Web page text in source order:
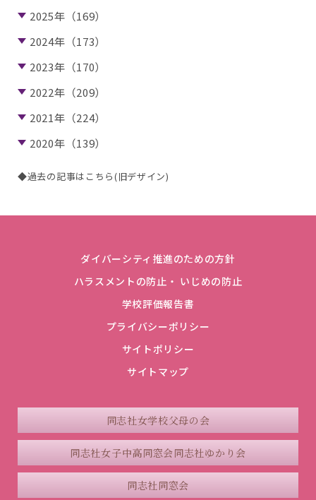
2025年（169）
2024年（173）
2023年（170）
2022年（209）
2021年（224）
2020年（139）
◆過去の記事はこちら(旧デザイン)
ダイバーシティ推進のための方針
ハラスメントの防止・ いじめの防止
学校評価報告書
プライバシーポリシー
サイトポリシー
サイトマップ
同志社女学校父母の会
同志社女子中高同窓会同志社ゆかり会
同志社同窓会